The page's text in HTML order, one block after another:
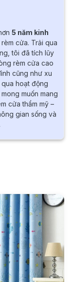
5 năm kinh
cửa. Trải qua
tôi đã tích lũy
rèm cửa cao
cũng như xu
hoạt động
muốn mang
cửa thẩm mỹ –
gian sống và